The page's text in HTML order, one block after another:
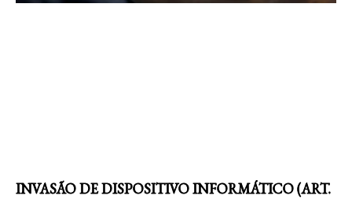
INVASÃO DE DISPOSITIVO INFORMÁTICO (ART.